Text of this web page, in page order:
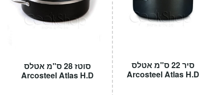
סוטז 28 ס"מ אטלס
Arcosteel Atlas H.D
סיר 22 ס"מ אטלס
Arcosteel Atlas H.D